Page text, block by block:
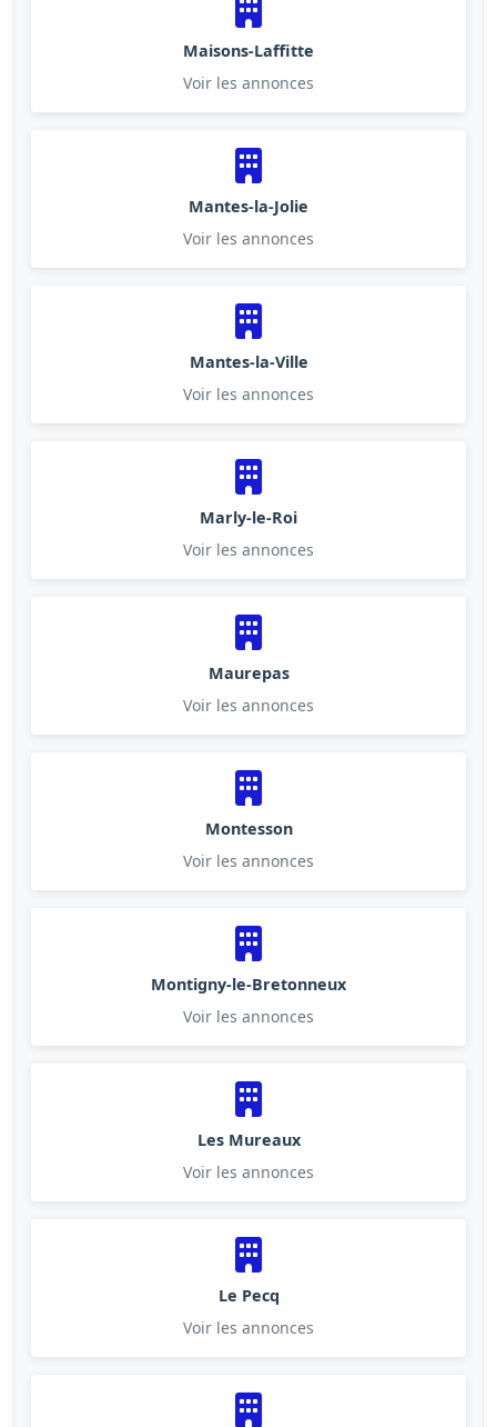
Maisons-Laffitte
Voir les annonces
Mantes-la-Jolie
Voir les annonces
Mantes-la-Ville
Voir les annonces
Marly-le-Roi
Voir les annonces
Maurepas
Voir les annonces
Montesson
Voir les annonces
Montigny-le-Bretonneux
Voir les annonces
Les Mureaux
Voir les annonces
Le Pecq
Voir les annonces